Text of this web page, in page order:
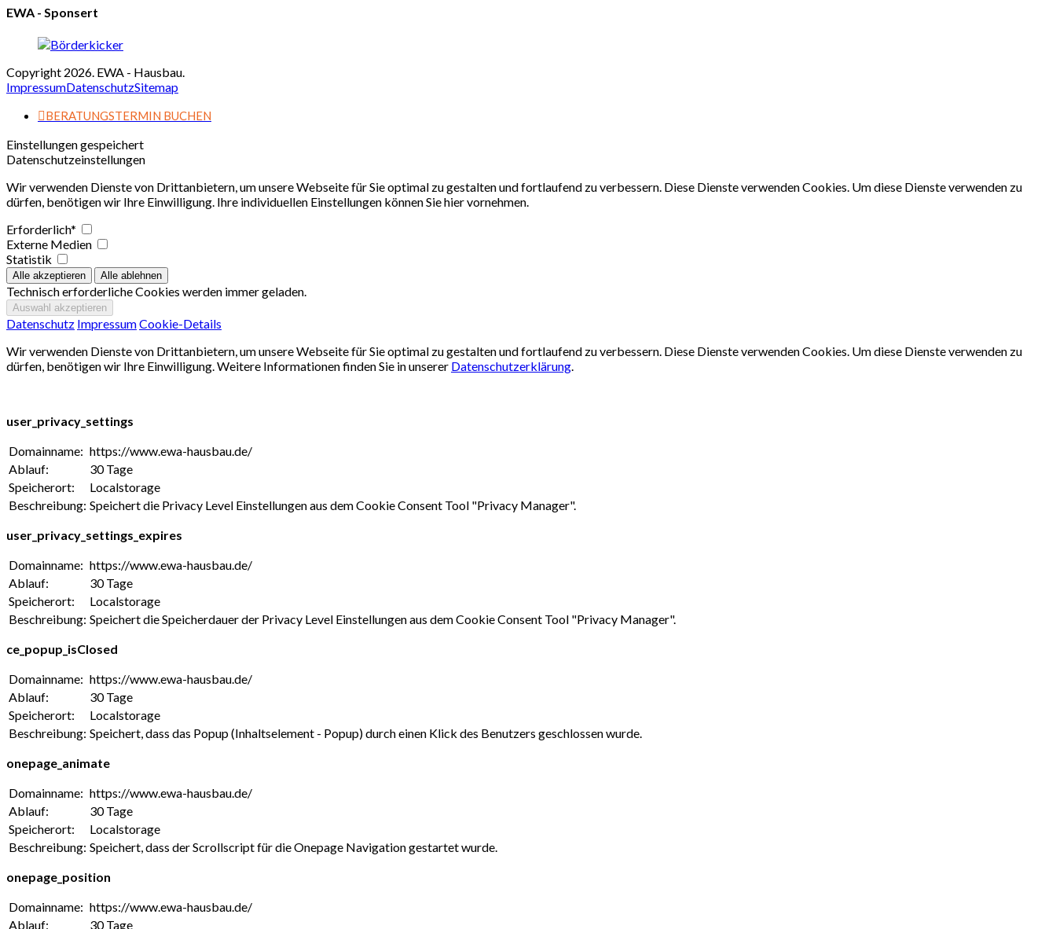
EWA - Sponsert
Copyright 2026. EWA - Hausbau.
ImpressumDatenschutzSitemap
BERATUNGSTERMIN BUCHEN
Einstellungen gespeichert
Datenschutzeinstellungen
Wir verwenden Dienste von Drittanbietern, um unsere Webseite für Sie optimal zu gestalten und fortlaufend zu verbessern. Diese Dienste verwenden Cookies. Um diese Dienste verwenden zu
dürfen, benötigen wir Ihre Einwilligung. Ihre individuellen Einstellungen können Sie hier vornehmen.
Erforderlich*
Externe Medien
Statistik
Technisch erforderliche Cookies werden immer geladen.
Datenschutz ImpressumCookie-Details
Wir verwenden Dienste von Drittanbietern, um unsere Webseite für Sie optimal zu gestalten und fortlaufend zu verbessern. Diese Dienste verwenden Cookies. Um diese Dienste verwenden zu
dürfen, benötigen wir Ihre Einwilligung. Weitere Informationen finden Sie in unserer Datenschutzerklärung
user_privacy_settings
Domainname: https://www.ewa-hausbau.de/
Ablauf:
30 Tage
Speicherort:
Localstorage
Beschreibung: Speichert die Privacy Level Einstellungen aus dem Cookie Consent Tool "Privacy Manager".
user_privacy_settings_expires
Domainname: https://www.ewa-hausbau.de/
Ablauf:
30 Tage
Speicherort:
Localstorage
Beschreibung: Speichert die Speicherdauer der Privacy Level Einstellungen aus dem Cookie Consent Tool "Privacy Manager".
ce_popup_isClosed
Domainname: https://www.ewa-hausbau.de/
Ablauf:
30 Tage
Speicherort:
Localstorage
Beschreibung: Speichert, dass das Popup (Inhaltselement - Popup) durch einen Klick des Benutzers geschlossen wurde.
onepage_animate
Domainname: https://www.ewa-hausbau.de/
Ablauf:
30 Tage
Speicherort:
Localstorage
Beschreibung: Speichert, dass der Scrollscript für die Onepage Navigation gestartet wurde.
onepage_position
Domainname: https://www.ewa-hausbau.de/
Ablauf:
30 Tage